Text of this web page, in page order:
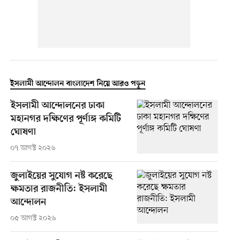
ইসলামী আন্দোলন বাংলাদেশ নিয়ে আরও পড়ুন
ইসলামী আন্দোলনের ঢাকা
মহানগর দক্ষিণের পূর্ণাঙ্গ কমিটি
ঘোষণা
০৭ আগস্ট ২০২৬
জুলাইয়ের সুযোগ নষ্ট করেছে
ক্ষমতার রাজনীতি: ইসলামী
আন্দোলন
০৫ আগস্ট ২০২৬